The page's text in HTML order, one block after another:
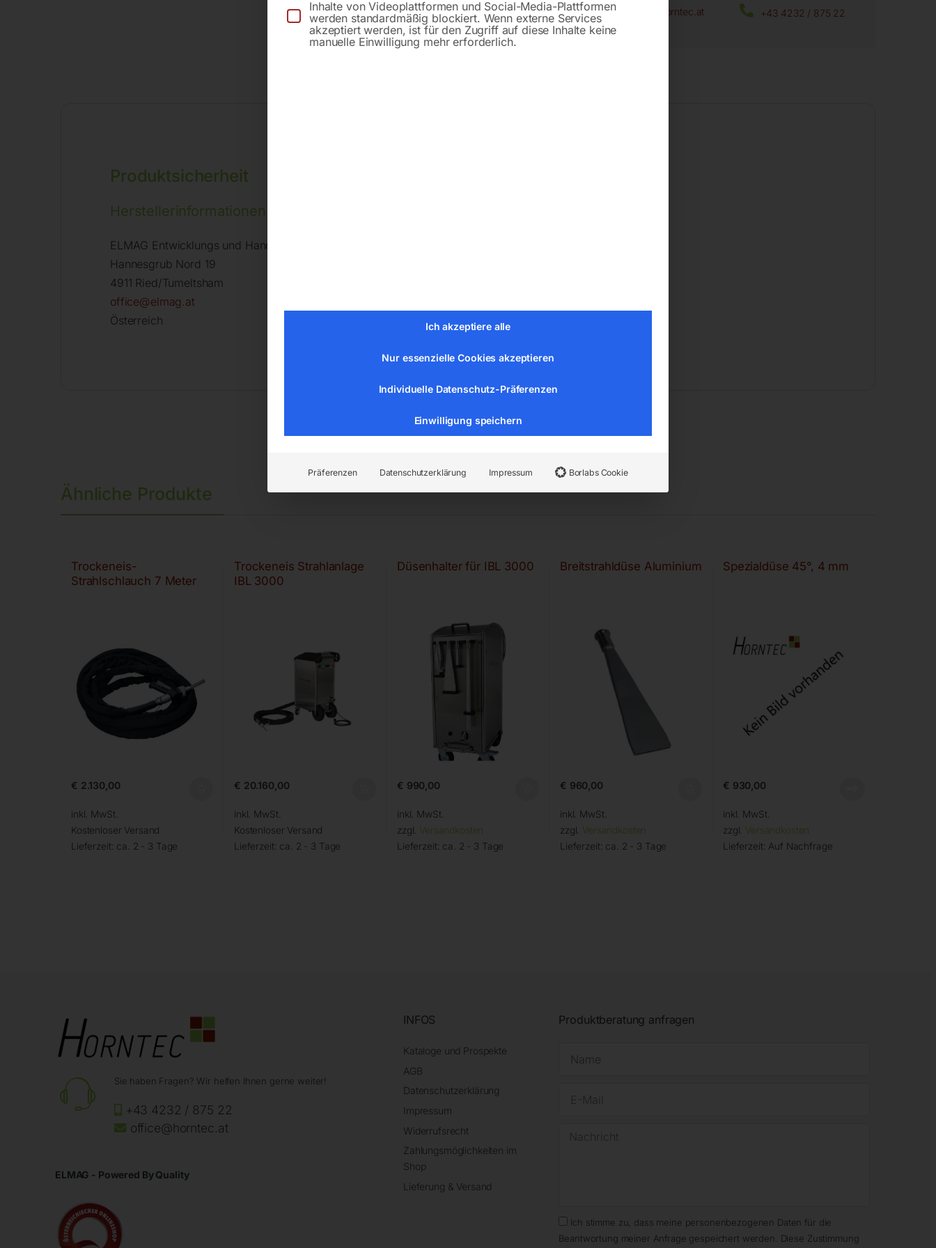
Anfrageformular office@horntec.at +43 4232 / 875 22
Produktsicherheit
Herstellerinformationen
ELMAG Entwicklungs und Handels GmbH
Hannesgrub Nord 19
4911 Ried/Tumeltsham
office@elmag.at
Österreich
Ähnliche Produkte
Trockeneis-
Strahlschlauch 7 Meter
€ 2.130,00
inkl. MwSt.
Kostenloser Versand
Lieferzeit: ca. 2 - 3 Tage
Trockeneis Strahlanlage
IBL 3000
€ 20.160,00
inkl. MwSt.
Kostenloser Versand
Lieferzeit: ca. 2 - 3 Tage
Düsenhalter für IBL 3000
€ 990,00
inkl. MwSt.
zzgl. Versandkosten
Lieferzeit: ca. 2 - 3 Tage
Breitstrahldüse Aluminium
€ 960,00
inkl. MwSt.
zzgl. Versandkosten
Lieferzeit: ca. 2 - 3 Tage
Spezialdüse 45°, 4 mm
€ 930,00
inkl. MwSt.
zzgl. Versandkosten
Lieferzeit: Auf Nachfrage
Sie haben Fragen? Wir helfen Ihnen gerne weiter!
+43 4232 / 875 22
office@horntec.at
ELMAG - Powered By Quality
INFOS
Kataloge und Prospekte
AGB
Datenschutzerklärung
Impressum
Widerrufsrecht
Zahlungsmöglichkeiten im
Shop
Lieferung & Versand
Produktberatung anfragen
Ich stimme zu, dass meine personenbezogenen Daten für die
Beantwortung meiner Anfrage gespeichert werden. Diese Zustimmung
Inhalte von Videoplattformen und Social-Media-Plattformen
werden standardmäßig blockiert. Wenn externe Services
akzeptiert werden, ist für den Zugriff auf diese Inhalte keine
manuelle Einwilligung mehr erforderlich.
Ich akzeptiere alle
Nur essenzielle Cookies akzeptieren
Individuelle Datenschutz-Präferenzen
Einwilligung speichern
Präferenzen Datenschutzerklärung Impressum Borlabs Cookie